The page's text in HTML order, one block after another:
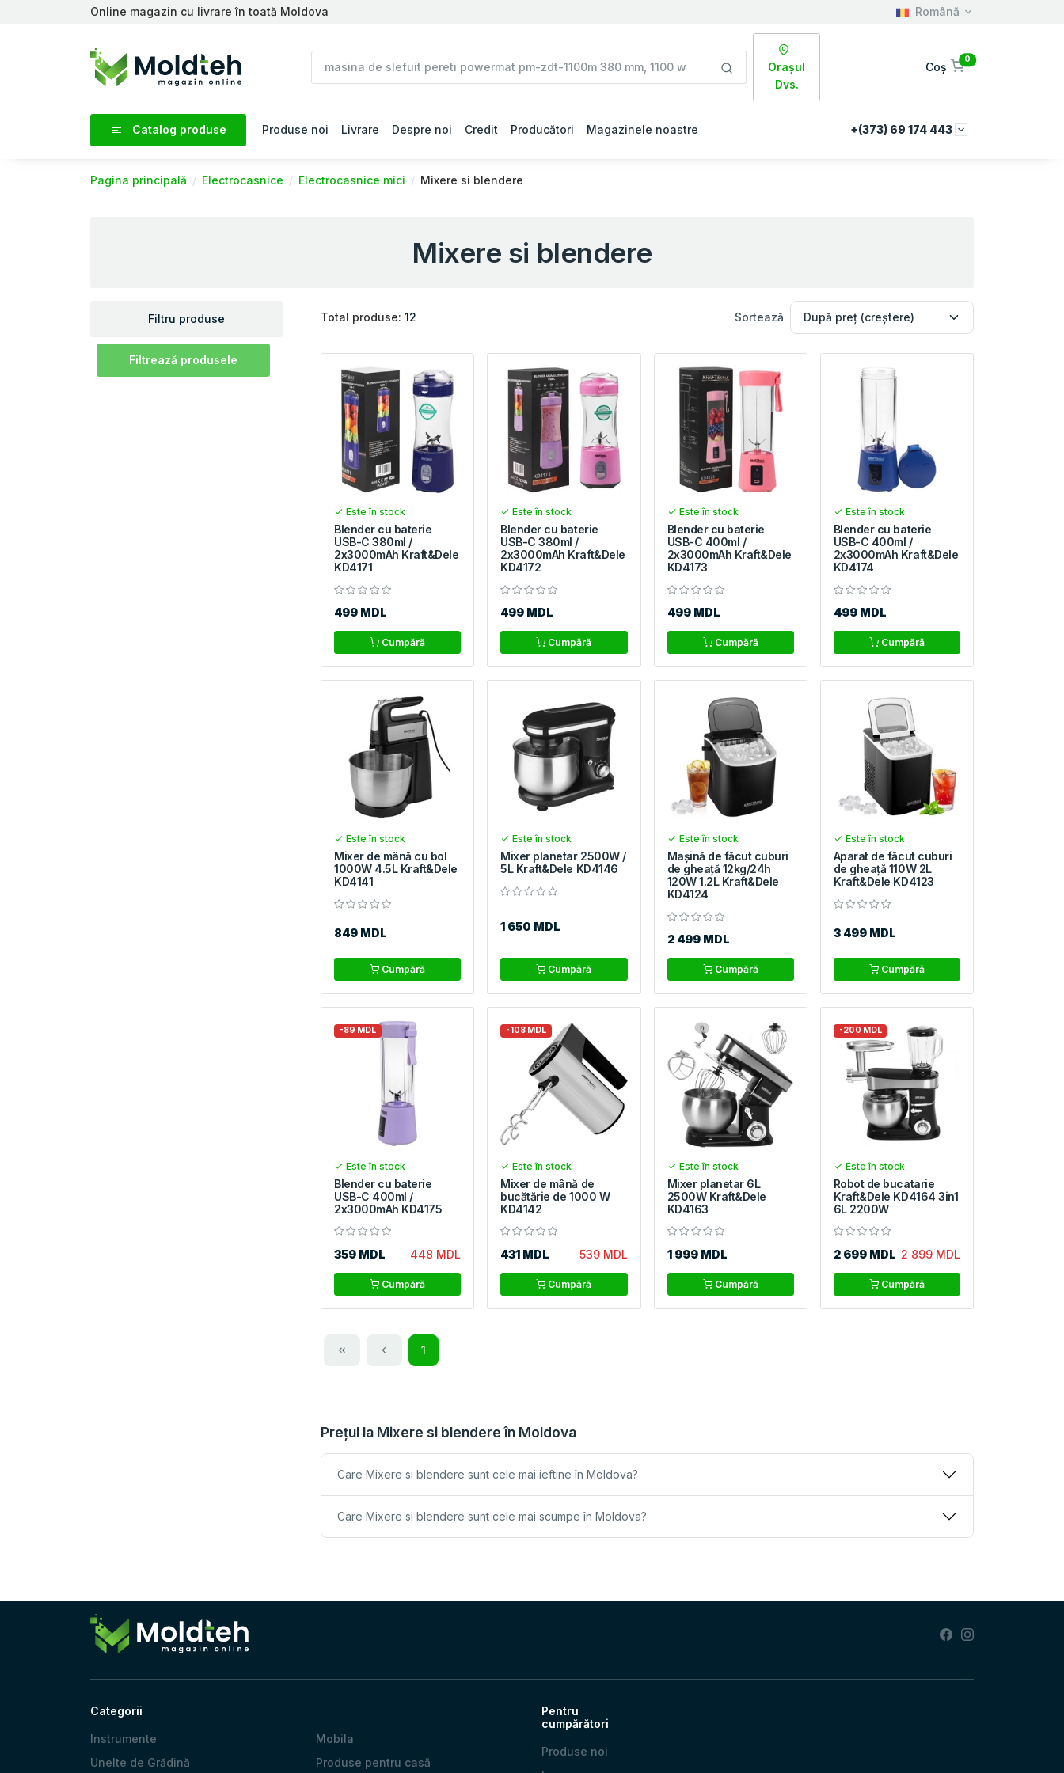
Online magazin cu livrare în toată Moldova Română
Orașul
Dvs.
Coș
0
Catalog produse Produse noi Livrare Despre noi Credit Producători Magazinele noastre +(373) 69 174 443
Pagina principală Electrocasnice Electrocasnice mici Mixere si blendere
Mixere si blendere
Filtru produse
Filtrează produsele
Total produse: 12 Sortează
Este în stock
Blender cu baterie
USB-C 380ml /
2x3000mAh Kraft&Dele
KD4171
499 MDL
Cumpără
Este în stock
Blender cu baterie
USB-C 380ml /
2x3000mAh Kraft&Dele
KD4172
499 MDL
Cumpără
Este în stock
Blender cu baterie
USB-C 400ml /
2x3000mAh Kraft&Dele
KD4173
499 MDL
Cumpără
Este în stock
Blender cu baterie
USB-C 400ml /
2x3000mAh Kraft&Dele
KD4174
499 MDL
Cumpără
Este în stock
Mixer de mână cu bol
1000W 4.5L Kraft&Dele
KD4141
849 MDL
Cumpără
Este în stock
Mixer planetar 2500W /
5L Kraft&Dele KD4146
1 650 MDL
Cumpără
Este în stock
Mașină de făcut cuburi
de gheață 12kg/24h
120W 1.2L Kraft&Dele
KD4124
2 499 MDL
Cumpără
Este în stock
Aparat de făcut cuburi
de gheață 110W 2L
Kraft&Dele KD4123
3 499 MDL
Cumpără
-89 MDL
Este în stock
Blender cu baterie
USB-C 400ml /
2x3000mAh KD4175
359 MDL 448 MDL
Cumpără
-108 MDL
Este în stock
Mixer de mână de
bucătărie de 1000 W
KD4142
431 MDL 539 MDL
Cumpără
Este în stock
Mixer planetar 6L
2500W Kraft&Dele
KD4163
1 999 MDL
Cumpără
-200 MDL
Este în stock
Robot de bucatarie
Kraft&Dele KD4164 3in1
6L 2200W
2 699 MDL 2 899 MDL
Cumpără
1
Prețul la Mixere si blendere în Moldova
Care Mixere si blendere sunt cele mai ieftine în Moldova?
Care Mixere si blendere sunt cele mai scumpe în Moldova?
Categorii
Instrumente
Unelte de Grădină
Mobila
Produse pentru casă
Pentru
cumpărători
Produse noi